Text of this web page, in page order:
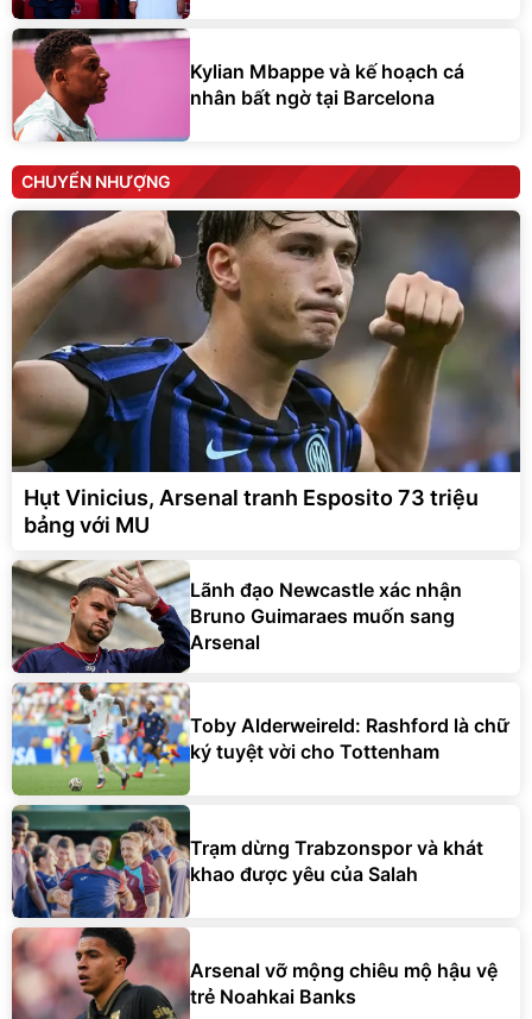
Kylian Mbappe và kế hoạch cá
nhân bất ngờ tại Barcelona
CHUYỂN NHƯỢNG
Hụt Vinicius, Arsenal tranh Esposito 73 triệu
bảng với MU
Lãnh đạo Newcastle xác nhận
Bruno Guimaraes muốn sang
Arsenal
Toby Alderweireld: Rashford là chữ
ký tuyệt vời cho Tottenham
Trạm dừng Trabzonspor và khát
khao được yêu của Salah
Arsenal vỡ mộng chiêu mộ hậu vệ
trẻ Noahkai Banks